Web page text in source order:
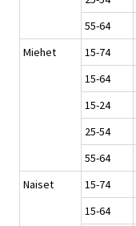
55-64
Miehet
15-74
15-64
15-24
25-54
55-64
Naiset
15-74
15-64